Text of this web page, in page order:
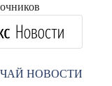
НОВОСТИ